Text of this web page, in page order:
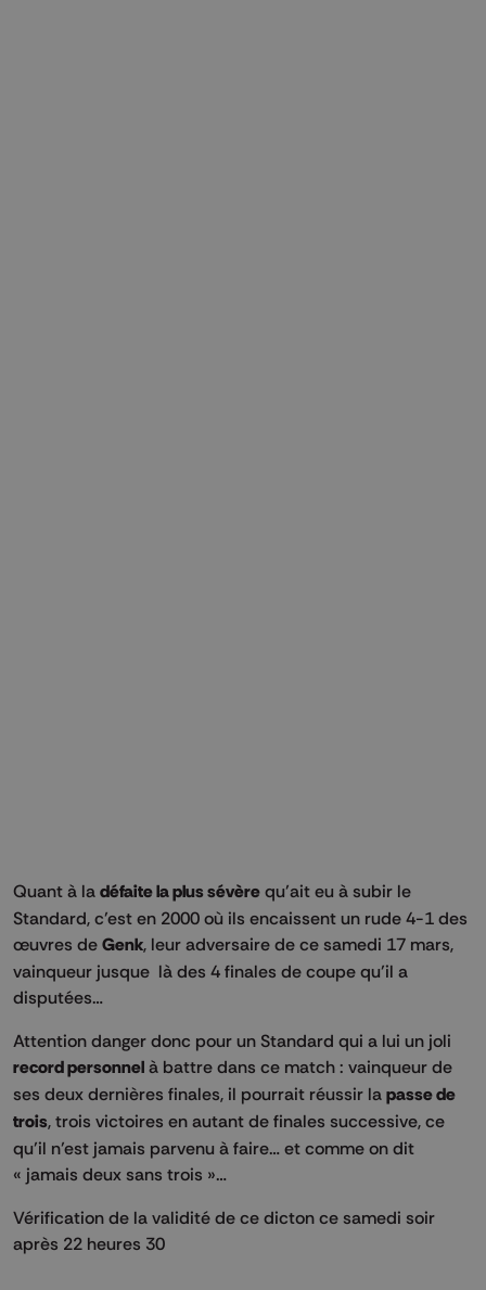
Quant à la défaite la plus sévère qu’ait eu à subir le
Standard, c’est en 2000 où ils encaissent un rude 4-1 des
œuvres de Genk, leur adversaire de ce samedi 17 mars,
vainqueur jusque là des 4 finales de coupe qu’il a
disputées…
Attention danger donc pour un Standard qui a lui un joli
record personnel à battre dans ce match : vainqueur de
ses deux dernières finales, il pourrait réussir la passe de
trois, trois victoires en autant de finales successive, ce
qu’il n’est jamais parvenu à faire… et comme on dit
« jamais deux sans trois »…
Vérification de la validité de ce dicton ce samedi soir
après 22 heures 30